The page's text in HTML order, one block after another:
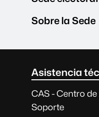
Sobre la Sede
Asistencia
CAS - Centro
Soporte